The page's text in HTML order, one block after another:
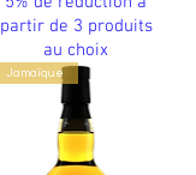
partir de 3 produits
au choix
Jamaïque